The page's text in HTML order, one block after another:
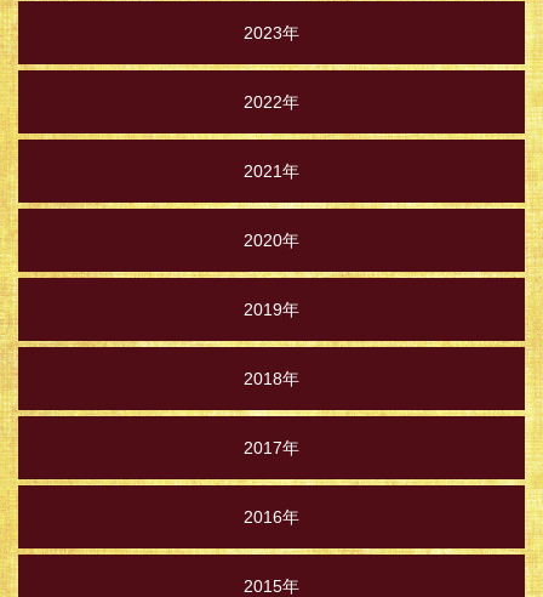
2023年
2022年
2021年
2020年
2019年
2018年
2017年
2016年
2015年